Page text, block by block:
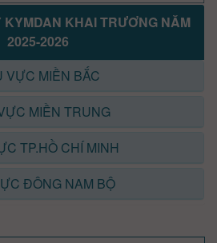
KHAI TRƯƠNG NĂM
2025-2026
VỰC MIỀN BẮC
MIỀN TRUNG
TP.HỒ CHÍ MINH
ĐÔNG NAM BỘ